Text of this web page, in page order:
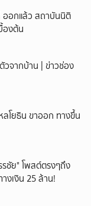
ออกแล้ว สถาบันนิติ
องต้น
วจากบ้าน | ข่าวช่อง
โยธิน ขาออก ทางขึ้น
ชัย" โพสต์ตรงๆถึง
งเงิน 25 ล้าน!